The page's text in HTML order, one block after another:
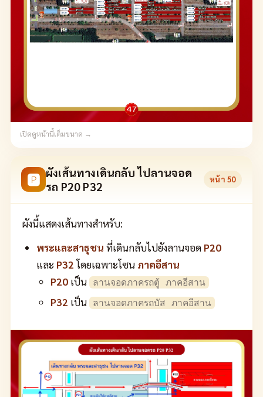
เปิดดูหน้านี้เต็มขนาด →
🅿 ผังเส้นทางเดินกลับ ไปลานจอด
รถ P20 P32
หน้า 50
ผังนี้แสดงเส้นทางสำหรับ:
พระและสาธุชน ที่เดินกลับไปยังลานจอด P20
และ P32โดยเฉพาะโซน ภาคอีสาน
P20 เป็น ลานจอดภาครถตู้ ภาคอีสาน
P32 เป็น ลานจอดภาครถบัส ภาคอีสาน